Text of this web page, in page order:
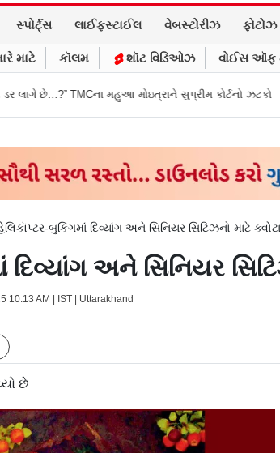
સ્પોર્ટ્સ લાઈફસ્ટાઈલ વેબસ્ટોરીઝ ફોટોઝ
માટે કૉલમ શૉટ વિડિઓઝ વોઈસ ઑફ
મહુઆ મોઇત્રાને સુપ્રીમ કોર્ટનો ઝટકો બૉમ્બની
બુકિંગમાં દિવ્યાંગ અને સિનિયર સિટિઝનો માટે
દિવ્યાંગ અને સિનિયર
10:13 AM | IST | Uttarakhand
છે